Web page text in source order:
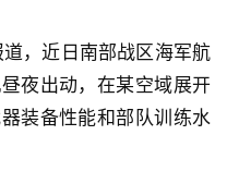
，近日南部战区海军航
夜出动，在某空域展开
装备性能和部队训练水